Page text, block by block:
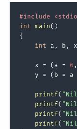
#include
int main()
{
int a, b,
    x = (a =
6
y = (b = a
printf(
printf(
printf(
printf(